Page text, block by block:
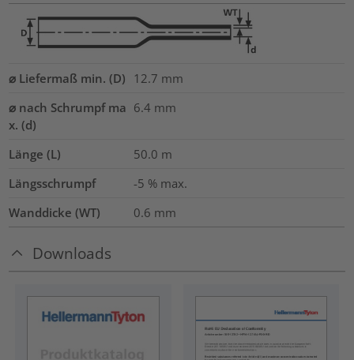
⌀ Liefermaß min. (D) 12.7 mm
⌀ nach Schrumpf ma
x. (d)
6.4 mm
Länge (L) 50.0 m
Längsschrumpf
-5 % max.
Wanddicke (WT)
0.6 mm
Downloads